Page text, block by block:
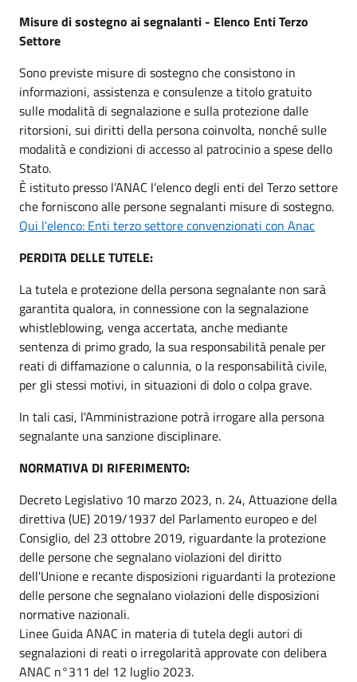
Misure di sostegno ai segnalanti - Elenco Enti Terzo
Settore
Sono previste misure di sostegno che consistono in
informazioni, assistenza e consulenze a titolo gratuito
sulle modalità di segnalazione e sulla protezione dalle
ritorsioni, sui diritti della persona coinvolta, nonché sulle
modalità e condizioni di accesso al patrocinio a spese dello
Stato.
È istituto presso l’ANAC l’elenco degli enti del Terzo settore
che forniscono alle persone segnalanti misure di sostegno.
Qui l'elenco: Enti terzo settore convenzionati con Anac
PERDITA DELLE TUTELE:
La tutela e protezione della persona segnalante non sarà
garantita qualora, in connessione con la segnalazione
whistleblowing, venga accertata, anche mediante
sentenza di primo grado, la sua responsabilità penale per
reati di diffamazione o calunnia, o la responsabilità civile,
per gli stessi motivi, in situazioni di dolo o colpa grave.
In tali casi, l'Amministrazione potrà irrogare alla persona
segnalante una sanzione disciplinare.
NORMATIVA DI RIFERIMENTO:
Decreto Legislativo 10 marzo 2023, n. 24, Attuazione della
direttiva (UE) 2019/1937 del Parlamento europeo e del
Consiglio, del 23 ottobre 2019, riguardante la protezione
delle persone che segnalano violazioni del diritto
dell'Unione e recante disposizioni riguardanti la protezione
delle persone che segnalano violazioni delle disposizioni
normative nazionali.
Linee Guida ANAC in materia di tutela degli autori di
segnalazioni di reati o irregolarità approvate con delibera
ANAC n°311 del 12 luglio 2023.